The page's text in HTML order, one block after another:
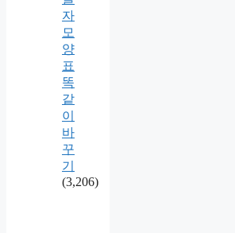
자
모
양
표
똑
같
이
바
꾸
기
(3,206)